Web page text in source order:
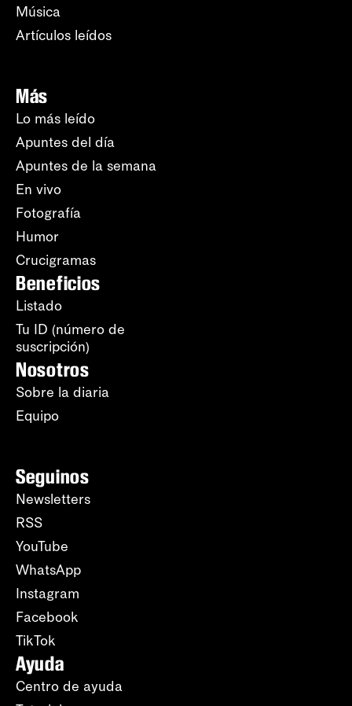
Música
Artículos leídos
Más
Lo más leído
Apuntes del día
Apuntes de la semana
En vivo
Fotografía
Humor
Crucigramas
Beneficios
Listado
Tu ID (número de
suscripción)
Nosotros
Sobre la diaria
Equipo
Seguinos
Newsletters
RSS
YouTube
WhatsApp
Instagram
Facebook
TikTok
Ayuda
Centro de ayuda